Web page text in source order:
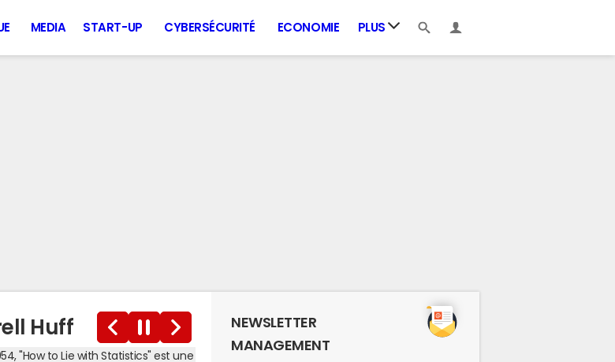
MEDIA START-UP CYBERSÉCURITÉ ECONOMIE PLUS
Huff
"How to Lie with Statistics" est une
NEWSLETTER
MANAGEMENT